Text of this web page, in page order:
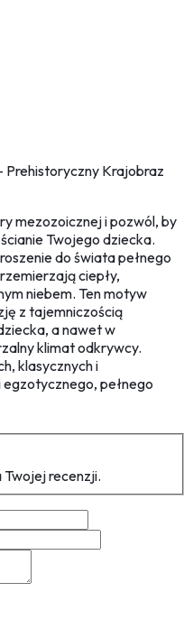
Prehistoryczny Krajobraz
mezozoicznej i pozwól, by
Twojego dziecka.
do świata pełnego
ciepły,
niebem. Ten motyw
z tajemniczością
a nawet w
klimat odkrywcy.
klasycznych i
pełnego
Twojej recenzji.